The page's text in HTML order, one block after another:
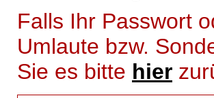
Falls Ihr Passwort
Umlaute bzw.
Sie es bitte hier